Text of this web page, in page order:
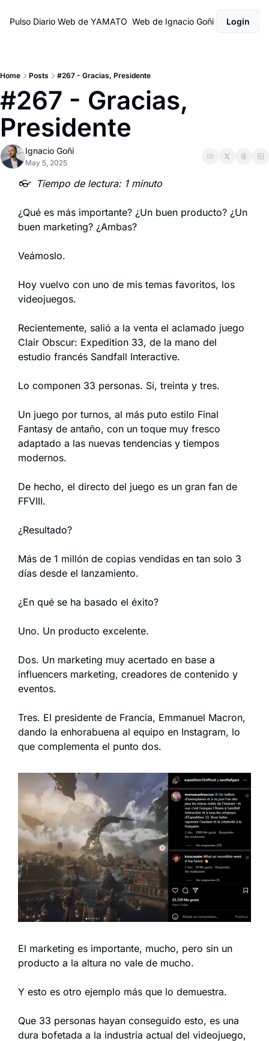
Pulso Diario Web de YAMATO Web de Ignacio Goñi Login
Home Posts #267 - Gracias, Presidente
#267 - Gracias,
Presidente
Ignacio Goñi
May 5, 2025
👓  Tiempo de lectura: 1 minuto
¿Qué es más importante? ¿Un buen producto? ¿Un
buen marketing? ¿Ambas?
Veámoslo.
Hoy vuelvo con uno de mis temas favoritos, los
videojuegos.
Recientemente, salió a la venta el aclamado juego
Clair Obscur: Expedition 33, de la mano del
estudio francés Sandfall Interactive.
Lo componen 33 personas. Sí, treinta y tres.
Un juego por turnos, al más puto estilo Final
Fantasy de antaño, con un toque muy fresco
adaptado a las nuevas tendencias y tiempos
modernos.
De hecho, el directo del juego es un gran fan de
FFVIII.
¿Resultado?
Más de 1 millón de copias vendidas en tan solo 3
días desde el lanzamiento.
¿En qué se ha basado el éxito?
Uno. Un producto excelente.
Dos. Un marketing muy acertado en base a
influencers marketing, creadores de contenido y
eventos.
Tres. El presidente de Francia, Emmanuel Macron,
dando la enhorabuena al equipo en Instagram, lo
que complementa el punto dos.
El marketing es importante, mucho, pero sin un
producto a la altura no vale de mucho.
Y esto es otro ejemplo más que lo demuestra.
Que 33 personas hayan conseguido esto, es una
dura bofetada a la industria actual del videojuego,